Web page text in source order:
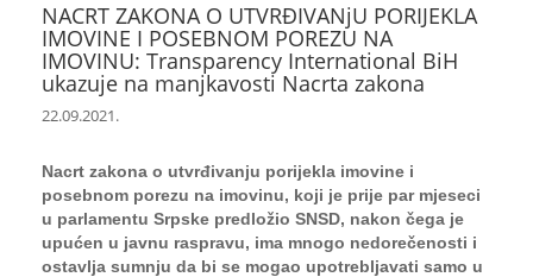
NACRT ZAKONA O UTVRĐIVANjU PORIJEKLA
IMOVINE I POSEBNOM POREZU NA
IMOVINU: Transparency International BiH
ukazuje na manjkavosti Nacrta zakona
22.09.2021.
Nacrt zakona o utvrđivanju porijekla imovine i
posebnom porezu na imovinu, koji je prije par mjeseci
u parlamentu Srpske predložio SNSD, nakon čega je
upućen u javnu raspravu, ima mnogo nedorečenosti i
ostavlja sumnju da bi se mogao upotrebljavati samo u